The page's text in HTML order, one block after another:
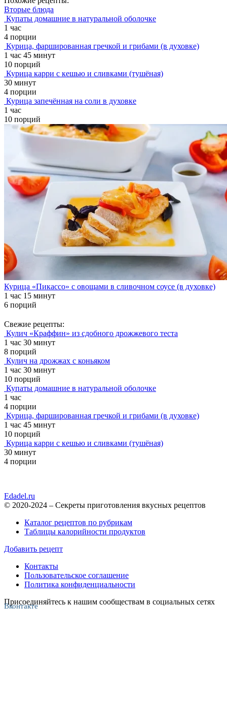
Вторые блюда
Купаты домашние в натуральной оболочке
1 час
4 порции
Курица, фаршированная гречкой и грибами (в духовке)
1 час 45 минут
10 порций
Курица карри с кешью и сливками (тушёная)
30 минут
4 порции
Курица запечённая на соли в духовке
1 час
10 порций
Курица «Пикассо» с овощами в сливочном соусе (в духовке)
1 час 15 минут
6 порций
Свежие рецепты:
Кулич «Краффин» из сдобного дрожжевого теста
1 час 30 минут
8 порций
Кулич на дрожжах с коньяком
1 час 30 минут
10 порций
Купаты домашние в натуральной оболочке
1 час
4 порции
Курица, фаршированная гречкой и грибами (в духовке)
1 час 45 минут
10 порций
Курица карри с кешью и сливками (тушёная)
30 минут
4 порции
Edadel.ru
© 2020-2024 – Секреты приготовления вкусных рецептов
Каталог рецептов по рубрикам
Таблицы калорийности продуктов
Добавить рецепт
Контакты
Пользовательское соглашение
Политика конфиденциальности
Присоединяйтесь к нашим сообществам в социальных сетях
Вконтакте